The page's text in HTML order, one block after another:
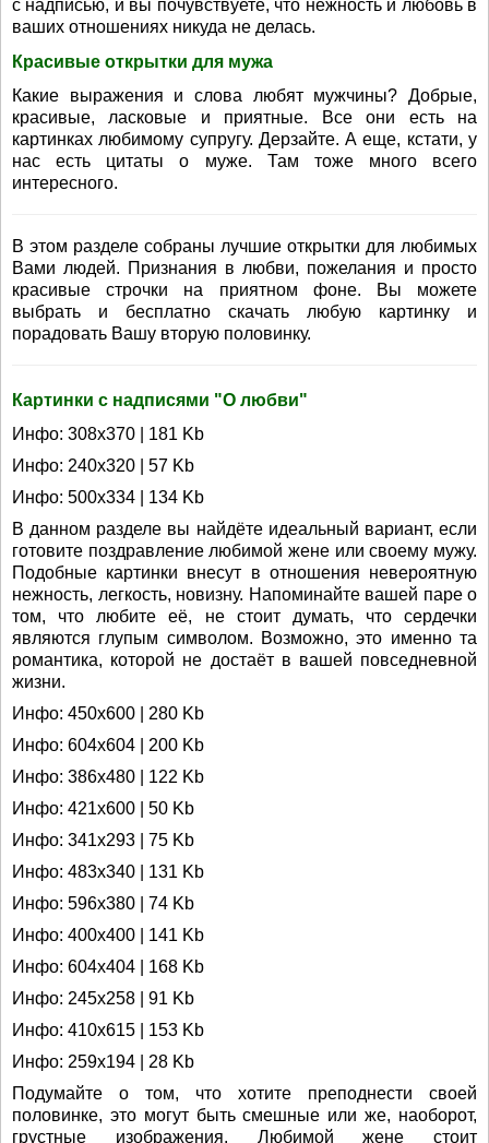
с надписью, и вы почувствуете, что нежность и любовь в
ваших отношениях никуда не делась.
Красивые открытки для мужа
Какие выражения и слова любят мужчины? Добрые,
красивые, ласковые и приятные. Все они есть на
картинках любимому супругу. Дерзайте. А еще, кстати, у
нас есть цитаты о муже. Там тоже много всего
интересного.
В этом разделе собраны лучшие открытки для любимых
Вами людей. Признания в любви, пожелания и просто
красивые строчки на приятном фоне. Вы можете
выбрать и бесплатно скачать любую картинку и
порадовать Вашу вторую половинку.
Картинки с надписями "О любви"
Инфо: 308х370 | 181 Kb
Инфо: 240х320 | 57 Kb
Инфо: 500х334 | 134 Kb
В данном разделе вы найдёте идеальный вариант, если
готовите поздравление любимой жене или своему мужу.
Подобные картинки внесут в отношения невероятную
нежность, легкость, новизну. Напоминайте вашей паре о
том, что любите её, не стоит думать, что сердечки
являются глупым символом. Возможно, это именно та
романтика, которой не достаёт в вашей повседневной
жизни.
Инфо: 450х600 | 280 Kb
Инфо: 604х604 | 200 Kb
Инфо: 386х480 | 122 Kb
Инфо: 421х600 | 50 Kb
Инфо: 341х293 | 75 Kb
Инфо: 483х340 | 131 Kb
Инфо: 596х380 | 74 Kb
Инфо: 400х400 | 141 Kb
Инфо: 604х404 | 168 Kb
Инфо: 245х258 | 91 Kb
Инфо: 410х615 | 153 Kb
Инфо: 259х194 | 28 Kb
Подумайте о том, что хотите преподнести своей
половинке, это могут быть смешные или же, наоборот,
грустные изображения. Любимой жене стоит